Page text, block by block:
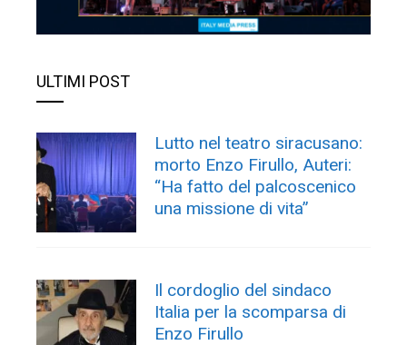
ULTIMI POST
Lutto nel teatro siracusano:
morto Enzo Firullo, Auteri:
“Ha fatto del palcoscenico
una missione di vita”
Il cordoglio del sindaco
Italia per la scomparsa di
Enzo Firullo